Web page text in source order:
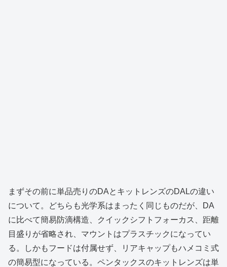
まずその前に単品売りのDAとキットレンズのDALの違い
について。どちらも光学系はまったく同じものだが、DA
に比べて簡易防滴構造、クイックシフトフォーカス、距離
目盛りが省略され、マウントはプラスチックになってい
る。しかもフードは付属せず、リアキャップもハメコミ式
の簡易型になっている。ペンタックスのキットレンズは単